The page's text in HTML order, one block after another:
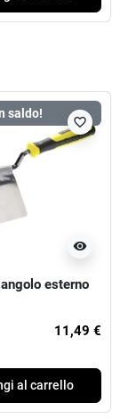
saldo!
visibility
favorite_border
esterno
11,49 €
al carrello